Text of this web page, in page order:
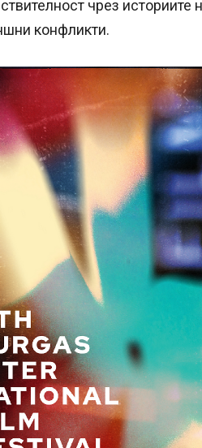
чрез
конфликти.